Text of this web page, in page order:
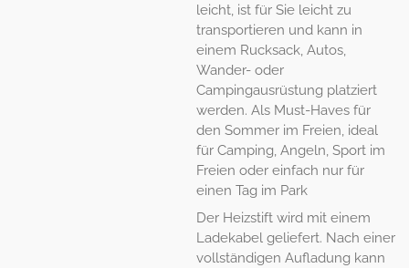
leicht, ist für Sie leicht zu
transportieren und kann in
einem Rucksack, Autos,
Wander- oder
Campingausrüstung platziert
werden. Als Must-Haves für
den Sommer im Freien, ideal
für Camping, Angeln, Sport im
Freien oder einfach nur für
einen Tag im Park
Der Heizstift wird mit einem
Ladekabel geliefert. Nach einer
vollständigen Aufladung kann